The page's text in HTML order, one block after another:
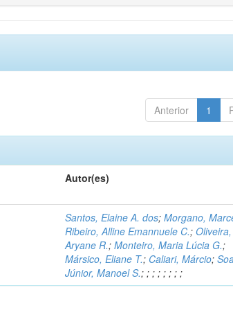
Anterior 1
Autor(es)
Santos, Elaine A. dos;Morgano,
Ribeiro, Alline Emannuele C.;Oliveira,
Aryane R.;Monteiro, Maria Lúcia G.;
Mársico, Eliane T.; Caliari, Márcio;
Júnior, Manoel S.;;;;;;;;